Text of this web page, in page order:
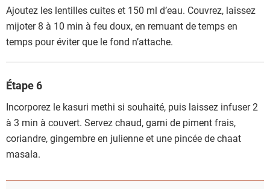
Ajoutez les lentilles cuites et 150 ml d’eau. Couvrez, laissez
mijoter 8 à 10 min à feu doux, en remuant de temps en
temps pour éviter que le fond n’attache.
Étape 6
Incorporez le kasuri methi si souhaité, puis laissez infuser 2
à 3 min à couvert. Servez chaud, garni de piment frais,
coriandre, gingembre en julienne et une pincée de chaat
masala.